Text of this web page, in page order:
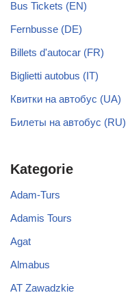
Bus Tickets (EN)
Fernbusse (DE)
Billets d'autocar (FR)
Biglietti autobus (IT)
Квитки на автобус (UA)
Билеты на автобус (RU)
Kategorie
Adam-Turs
Adamis Tours
Agat
Almabus
AT Zawadzkie